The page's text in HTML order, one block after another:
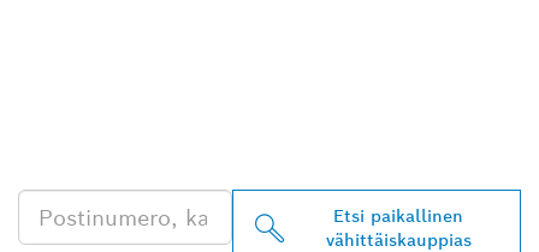
Etsi paikallinen
vähittäiskauppias